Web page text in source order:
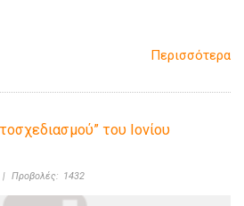
Περισσότερα
του Ιονίου
| Προβολές: 1432